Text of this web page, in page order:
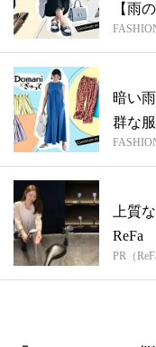
【雨
暗い
群な
上質
ReFa
PR（